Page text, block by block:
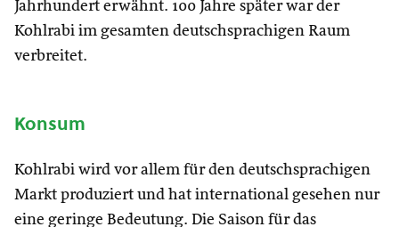
Jahrhundert erwähnt. 100 Jahre später war der
Kohlrabi im gesamten deutschsprachigen Raum
verbreitet.
Konsum
Kohlrabi wird vor allem für den deutschsprachigen
Markt produziert und hat international gesehen nur
eine geringe Bedeutung. Die Saison für das